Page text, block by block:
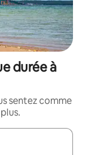
durée à
sentez comme
flèches vers le